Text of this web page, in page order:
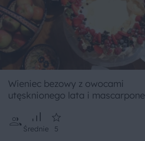
Wieniec bezowy z owocami
utęsknionego lata i mascarpone
Średnie 5